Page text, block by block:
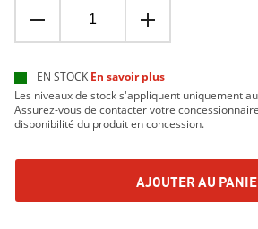
EN STOCK En savoir plus
Les niveaux de stock s'appliquent uniquement
Assurez-vous de contacter votre
disponibilité du produit en concession.
AJOUTER AU